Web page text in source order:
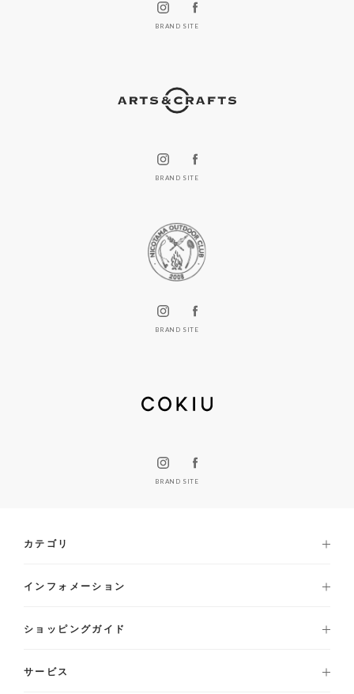
BRAND SITE
BRAND SITE
BRAND SITE
BRAND SITE
カテゴリ
インフォメーション
ショッピングガイド
サービス